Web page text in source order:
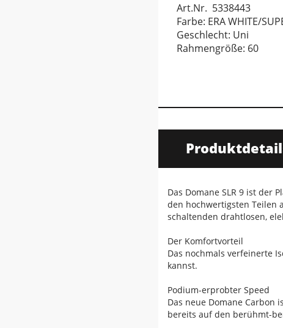
Art.Nr. 5338443
Farbe: ERA WHITE/
Geschlecht: Uni
Rahmengröße: 60
Das Domane SLR 9 ist
den hochwertigsten Teilen
schaltenden drahtlosen,
Der Komfortvorteil
Das nochmals verfeinerte
kannst.
Podium-erprobter Speed
Das neue Domane
bereits auf den berühmt-